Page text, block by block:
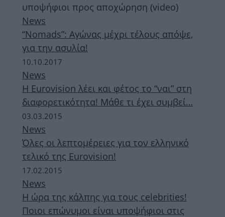
υποψήφιοι προς αποχώρηση (video)
News
“Nomads”: Αγώνας μέχρι τέλους απόψε,
για την ασυλία!
10.10.2017
News
H Eurovision λέει και φέτος το “ναι” στη
διαφορετικότητα! Μάθε τι έχει συμβεί…
03.03.2015
News
Όλες οι λεπτομέρειες για τον ελληνικό
τελικό της Eurovision!
17.02.2015
News
Η ώρα της κάλπης για τους celebrities!
Ποιοι επώνυμοι είναι υποψήφιοι στις